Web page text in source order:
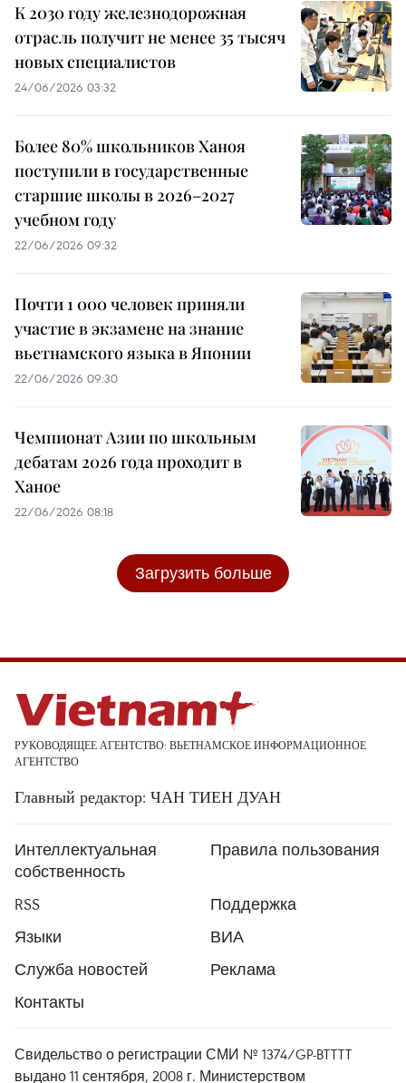
К 2030 году железнодорожная
отрасль получит не менее 35 тысяч
новых специалистов
24/06/2026 03:32
Более 80% школьников Ханоя
поступили в государственные
старшие школы в 2026–2027
учебном году
22/06/2026 09:32
Почти 1 000 человек приняли
участие в экзамене на знание
вьетнамского языка в Японии
22/06/2026 09:30
Чемпионат Азии по школьным
дебатам 2026 года проходит в
Ханое
22/06/2026 08:18
Загрузить больше
РУКОВОДЯЩЕЕ АГЕНТСТВО: ВЬЕТНАМСКОЕ ИНФОРМАЦИОННОЕ
АГЕНТСТВО
Главный редактор: ЧАН ТИЕН ДУАН
Интеллектуальная
собственность
Правила пользования
RSS
Поддержка
Языки
ВИА
Служба новостей
Реклама
Контакты
Свидельство о регистрации СМИ № 1374/GP-BTTTT
выдано 11 сентября, 2008 г. Министерством